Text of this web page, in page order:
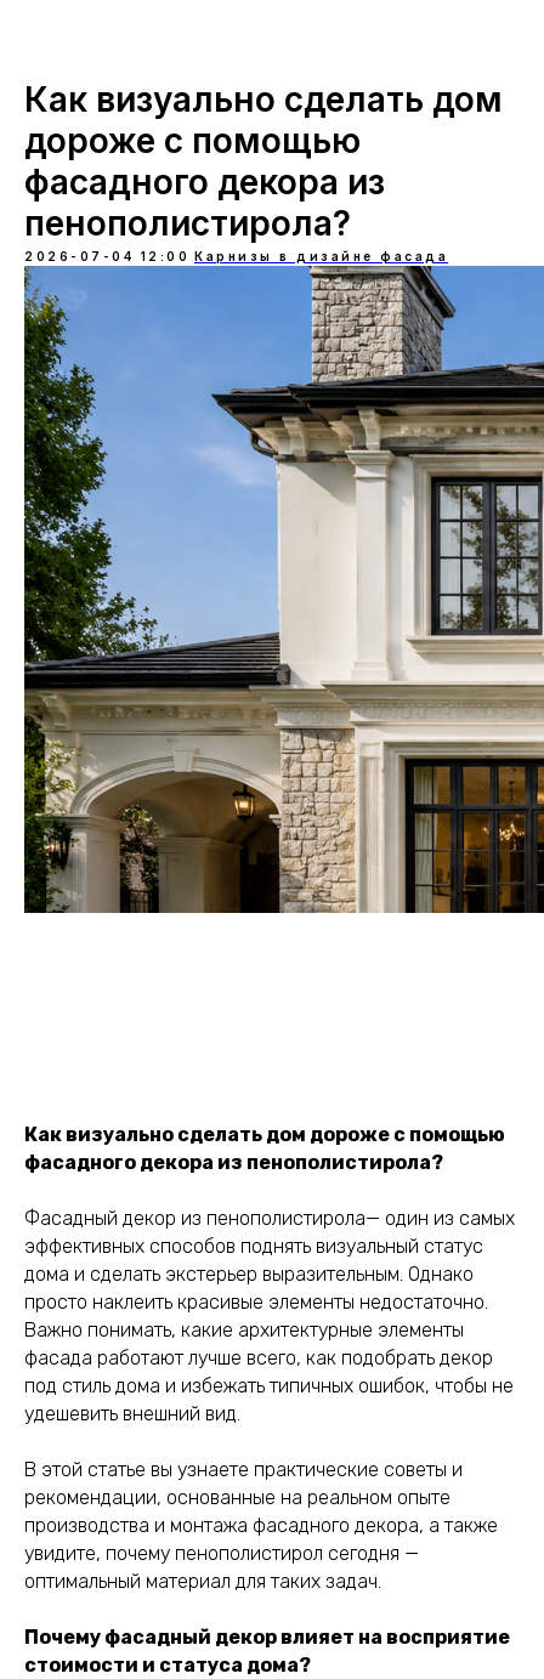
Как визуально сделать дом
дороже с помощью
фасадного декора из
пенополистирола?
2026-07-04 12:00 Карнизы в дизайне фасада
Как визуально сделать дом дороже с помощью
фасадного декора из пенополистирола?
Фасадный декор из пенополистирола— один из самых
эффективных способов поднять визуальный статус
дома и сделать экстерьер выразительным. Однако
просто наклеить красивые элементы недостаточно.
Важно понимать, какие архитектурные элементы
фасада работают лучше всего, как подобрать декор
под стиль дома и избежать типичных ошибок, чтобы не
удешевить внешний вид.
В этой статье вы узнаете практические советы и
рекомендации, основанные на реальном опыте
производства и монтажа фасадного декора, а также
увидите, почему пенополистирол сегодня —
оптимальный материал для таких задач.
Почему фасадный декор влияет на восприятие
стоимости и статуса дома?